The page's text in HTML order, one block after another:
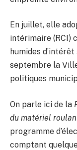
En juillet, elle
intérimaire (RCI)
humides
septembre la
politiques
On parle ici de la
du matériel
programme
comptant